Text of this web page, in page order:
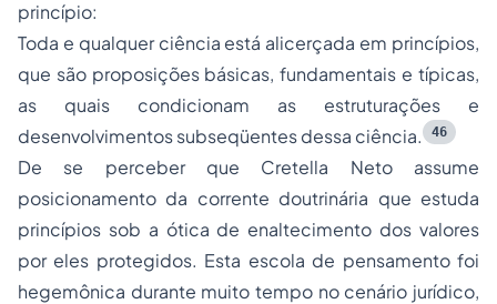
princípio:
Toda e qualquer ciência está alicerçada em princípios,
que são proposições básicas, fundamentais e típicas,
as quais condicionam as estruturações e
desenvolvimentos subseqüentes dessa ciência.
46
De se perceber que Cretella Neto assume
posicionamento da corrente doutrinária que estuda
princípios sob a ótica de enaltecimento dos valores
por eles protegidos. Esta escola de pensamento foi
hegemônica durante muito tempo no cenário jurídico,